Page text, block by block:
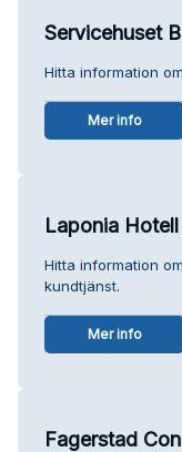
Servicehuset
Hitta information
Mer info
Laponia
Hitta information
kundtjänst.
Mer info
Fagerstad